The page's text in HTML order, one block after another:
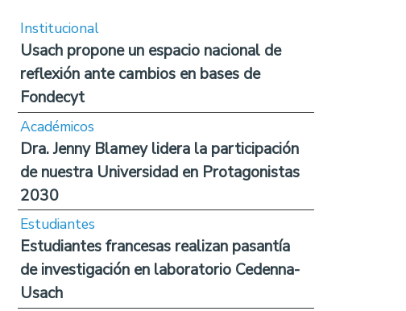
Institucional
Usach propone un espacio nacional de
reflexión ante cambios en bases de
Fondecyt
Académicos
Dra. Jenny Blamey lidera la participación
de nuestra Universidad en Protagonistas
2030
Estudiantes
Estudiantes francesas realizan pasantía
de investigación en laboratorio Cedenna-
Usach